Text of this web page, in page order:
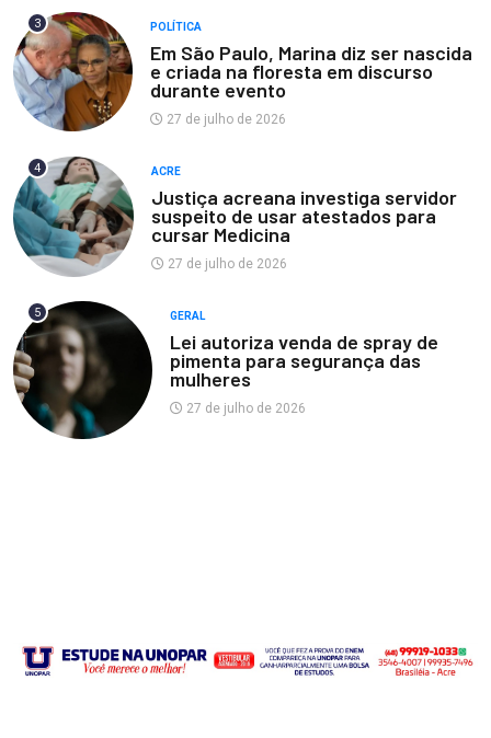
3 POLÍTICA
Em São Paulo, Marina diz ser nascida
e criada na floresta em discurso
durante evento
27 de julho de 2026
4 ACRE
Justiça acreana investiga servidor
suspeito de usar atestados para
cursar Medicina
27 de julho de 2026
5 GERAL
Lei autoriza venda de spray de
pimenta para segurança das
mulheres
27 de julho de 2026